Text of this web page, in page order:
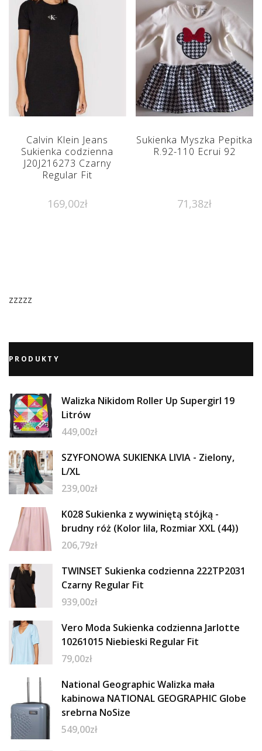
Calvin Klein Jeans
Sukienka codzienna
J20J216273 Czarny
Regular Fit
169,00zł
Sukienka Myszka Pepitka
R.92-110 Ecrui 92
71,38zł
zzzzz
PRODUKTY
Walizka Nikidom Roller Up Supergirl 19
Litrów
449,00zł
SZYFONOWA SUKIENKA LIVIA - Zielony,
L/XL
239,00zł
K028 Sukienka z wywiniętą stójką -
brudny róż (Kolor lila, Rozmiar XXL (44))
206,79zł
TWINSET Sukienka codzienna 222TP2031
Czarny Regular Fit
939,00zł
Vero Moda Sukienka codzienna Jarlotte
10261015 Niebieski Regular Fit
79,00zł
National Geographic Walizka mała
kabinowa NATIONAL GEOGRAPHIC Globe
srebrna NoSize
549,00zł